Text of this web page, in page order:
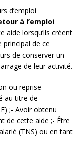
d’emploi
à l’emploi
aide lorsqu’ils créent
principal de ce
de conserver un
de leur activité.
ou reprise
au titre de
;- Avoir obtenu
de cette aide ;- Être
(TNS) ou en tant